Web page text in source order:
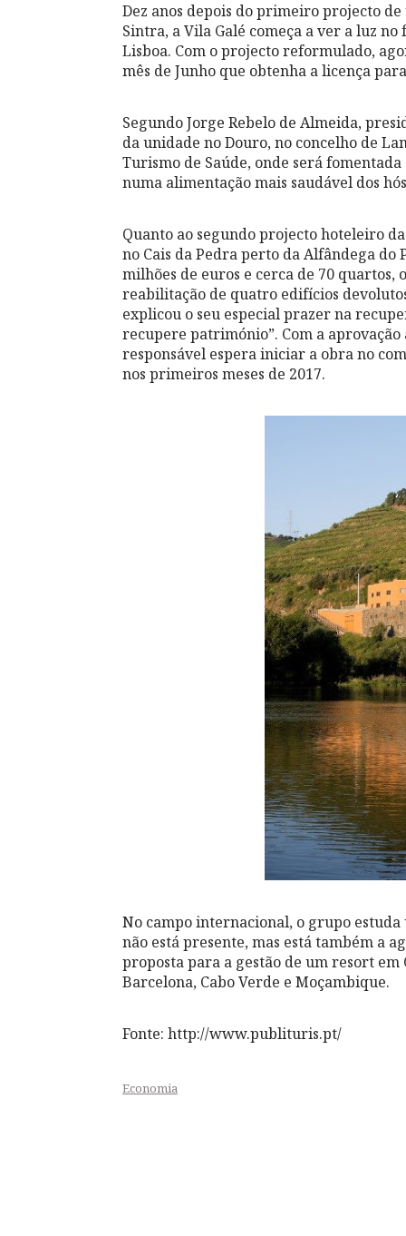
Dez anos depois do primeiro projecto
Sintra, a Vila Galé começa a ver a luz
Lisboa. Com o projecto reformulado,
mês de Junho que obtenha a licença
Segundo Jorge Rebelo de Almeida,
da unidade no Douro, no concelho de
Turismo de Saúde, onde será
numa alimentação mais saudável dos
Quanto ao segundo projecto hoteleiro
no Cais da Pedra perto da Alfândega
milhões de euros e cerca de 70
reabilitação de quatro edifícios
explicou o seu especial prazer na
recupere património”. Com a
responsável espera iniciar a obra no
nos primeiros meses de 2017.
No campo internacional, o grupo
não está presente, mas está também a
proposta para a gestão de um resort
Barcelona, Cabo Verde e Moçambique.
Fonte: http://www.publituris.pt/
Economia